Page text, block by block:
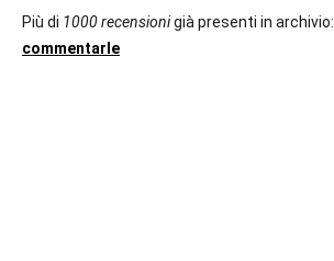
Più di 1000 recensionigià presenti in archivio:
commentarle